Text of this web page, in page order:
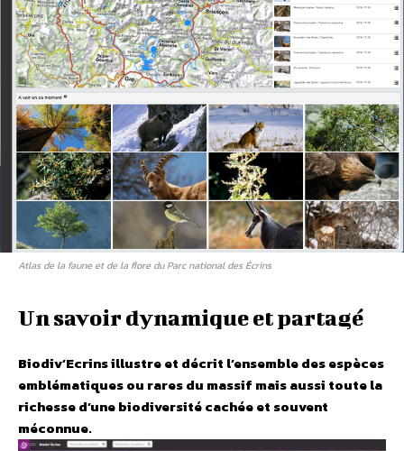
Atlas de la faune et de la flore du Parc national des Écrins
Un savoir dynamique et partagé
Biodiv’Ecrins illustre et décrit l’ensemble des espèces
emblématiques ou rares du massif mais aussi toute la
richesse d’une biodiversité cachée et souvent
méconnue.